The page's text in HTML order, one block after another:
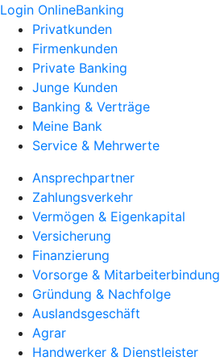
Login OnlineBanking
Privatkunden
Firmenkunden
Private Banking
Junge Kunden
Banking & Verträge
Meine Bank
Service & Mehrwerte
Ansprechpartner
Zahlungsverkehr
Vermögen & Eigenkapital
Versicherung
Finanzierung
Vorsorge & Mitarbeiterbindung
Gründung & Nachfolge
Auslandsgeschäft
Agrar
Handwerker & Dienstleister